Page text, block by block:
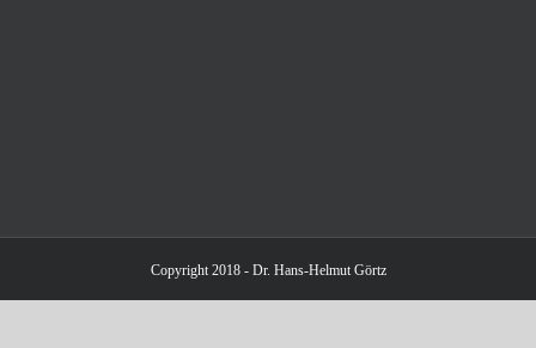
Copyright 2018 - Dr. Hans-Helmut Görtz